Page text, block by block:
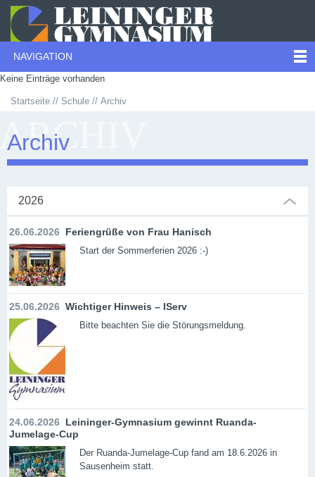
NAVIGATION
Keine Einträge vorhanden
Startseite Schule Archiv
Archiv
2026
26.06.2026 Feriengrüße von Frau Hanisch
Start der Sommerferien 2026 :-)
25.06.2026 Wichtiger Hinweis – IServ
Bitte beachten Sie die Störungsmeldung.
24.06.2026 Leininger-Gymnasium gewinnt Ruanda-
Jumelage-Cup
Der Ruanda-Jumelage-Cup fand am 18.6.2026 in
Sausenheim statt.